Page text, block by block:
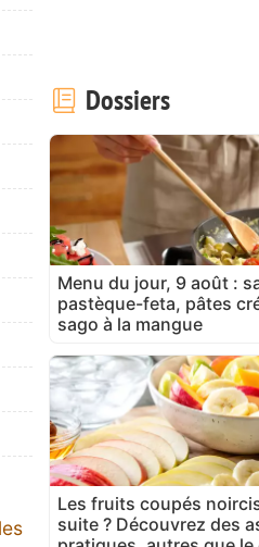
Dossiers
Menu du jour, 9 août :
pastèque-feta, pâtes
sago à la mangue
Les fruits coupés
suite ? Découvrez des